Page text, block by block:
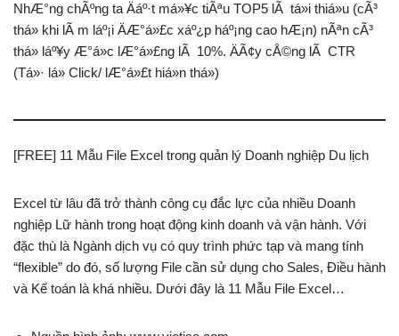
NhÆ°ng chÃºng ta Äáº·t má»¥c tiÃªu TOP5 lÃ tá»i thiá»u (cÃ³
thá» khi lÃ m láº¡i ÄÆ°á»£c xáº¿p háº¡ng cao hÆ¡n) nÃªn cÃ³
thá» láº¥y Æ°á»c lÆ°á»£ng lÃ 10%. ÄÃ¢y cÅ©ng lÃ CTR
(Tá»· lá» Click/ lÆ°á»£t hiá»n thá»)
[FREE] 11 Mẫu File Excel trong quản lý Doanh nghiệp Du lịch
Excel từ lâu đã trở thành công cụ đắc lực của nhiều Doanh
nghiệp Lữ hành trong hoạt động kinh doanh và vận hành. Với
đặc thù là Ngành dịch vụ có quy trình phức tạp và mang tính
“flexible” do đó, số lượng File cần sử dụng cho Sales, Điều hành
và Kế toán là khá nhiều. Dưới đây là 11 Mẫu File Excel…